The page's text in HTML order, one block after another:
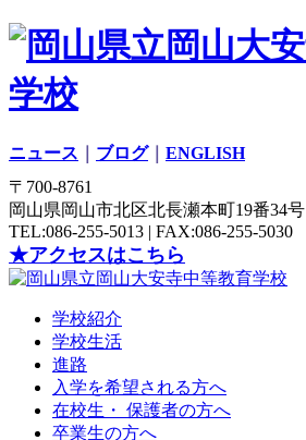
ニュース ブログ｜ ENGLISH
〒700-8761
岡山県岡山市北区北長瀬本町19番34号
TEL:086-255-5013 | FAX:086-255-5030
★アクセスはこちら
学校紹介
学校生活
進路
入学を希望される方へ
在校生・ 保護者の方へ
卒業生の方へ